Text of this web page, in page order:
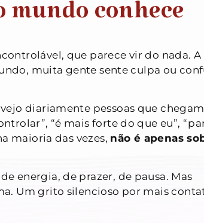
mundo conhece
que parece vir do nada. A
muita gente sente culpa ou
diariamente pessoas que
“é mais forte do que eu”,
maioria das vezes, não é apenas
energia, de prazer, de pausa. Mas
Um grito silencioso por mais